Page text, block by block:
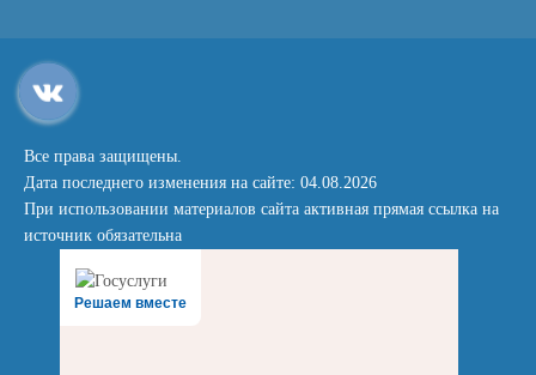
Все права защищены.
Дата последнего изменения на сайте: 04.08.2026
При использовании материалов сайта активная прямая ссылка на
источник обязательна
Решаем вместе